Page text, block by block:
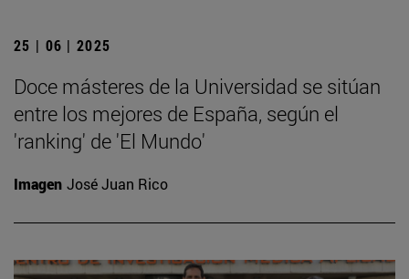
25 | 06 | 2025
Doce másteres de la Universidad se sitúan
entre los mejores de España, según el
'ranking' de 'El Mundo'
Imagen José Juan Rico